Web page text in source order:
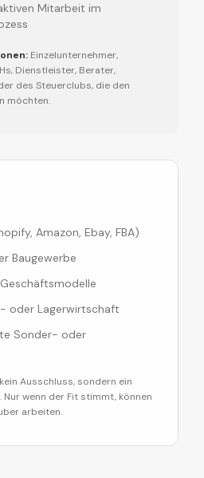
Mitarbeit im
Einzelunternehmer,
Dienstleister, Berater,
des Steuerclubs, die den
möchten.
Amazon, Ebay, FBA)
Baugewerbe
oder Lagerwirtschaft
Sonder- oder
Ausschluss, sondern ein
wenn der Fit stimmt, können
arbeiten.